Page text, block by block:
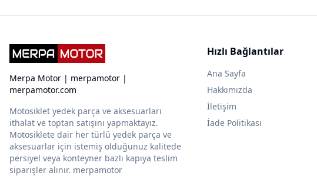
Merpa Motor | merpamotor |
merpamotor.com
Motosiklet yedek parça ve aksesuarları
ithalat ve toptan satışını yapmaktayız.
Motosiklete dair her türlü yedek parça ve
aksesuarlar için istemiş olduğunuz kalitede
persiyel veya konteyner bazlı kapıya teslim
siparişler alınır. merpamotor
Hızlı Bağlantılar
Ana Sayfa
Hakkımızda
İletişim
İade Politikası